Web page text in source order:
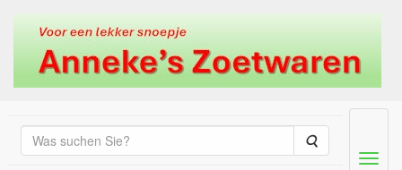
Suche
Menu